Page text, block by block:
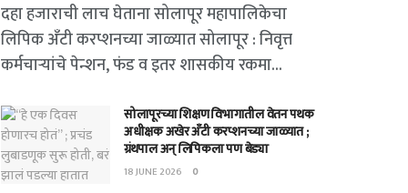
दहा हजाराची लाच घेताना सोलापूर महापालिकेचा
लिपिक अँटी करप्शनच्या जाळ्यात सोलापूर : निवृत्त
कर्मचाऱ्यांचे पेन्शन, फंड व इतर शासकीय रकमा...
सोलापूरच्या शिक्षण विभागातील वेतन पथक
अधीक्षक अखेर अँटी करप्शनच्या जाळ्यात ;
ग्रंथपाल अन् लिपिकला पण बेड्या
18 JUNE 2026 0